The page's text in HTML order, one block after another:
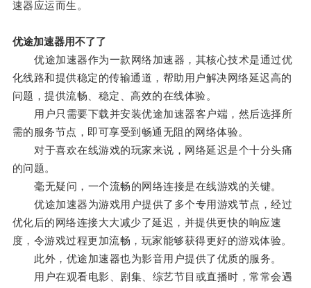
速器应运而生。
优途加速器用不了了
优途加速器作为一款网络加速器，其核心技术是通过优
化线路和提供稳定的传输通道，帮助用户解决网络延迟高的
问题，提供流畅、稳定、高效的在线体验。
用户只需要下载并安装优途加速器客户端，然后选择所
需的服务节点，即可享受到畅通无阻的网络体验。
对于喜欢在线游戏的玩家来说，网络延迟是个十分头痛
的问题。
毫无疑问，一个流畅的网络连接是在线游戏的关键。
优途加速器为游戏用户提供了多个专用游戏节点，经过
优化后的网络连接大大减少了延迟，并提供更快的响应速
度，令游戏过程更加流畅，玩家能够获得更好的游戏体验。
此外，优途加速器也为影音用户提供了优质的服务。
用户在观看电影、剧集、综艺节目或直播时，常常会遇